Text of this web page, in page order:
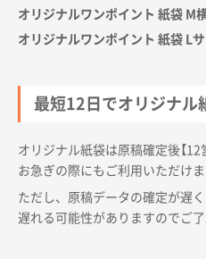
オリジナルワンポイント 紙袋 M
オリジナルワンポイント 紙袋 L
最短12日でオリジナル
オリジナル紙袋は原稿確定後【12
お急ぎの際にもご利用いただけま
ただし、原稿データの確定が遅
遅れる可能性がありますのでご了